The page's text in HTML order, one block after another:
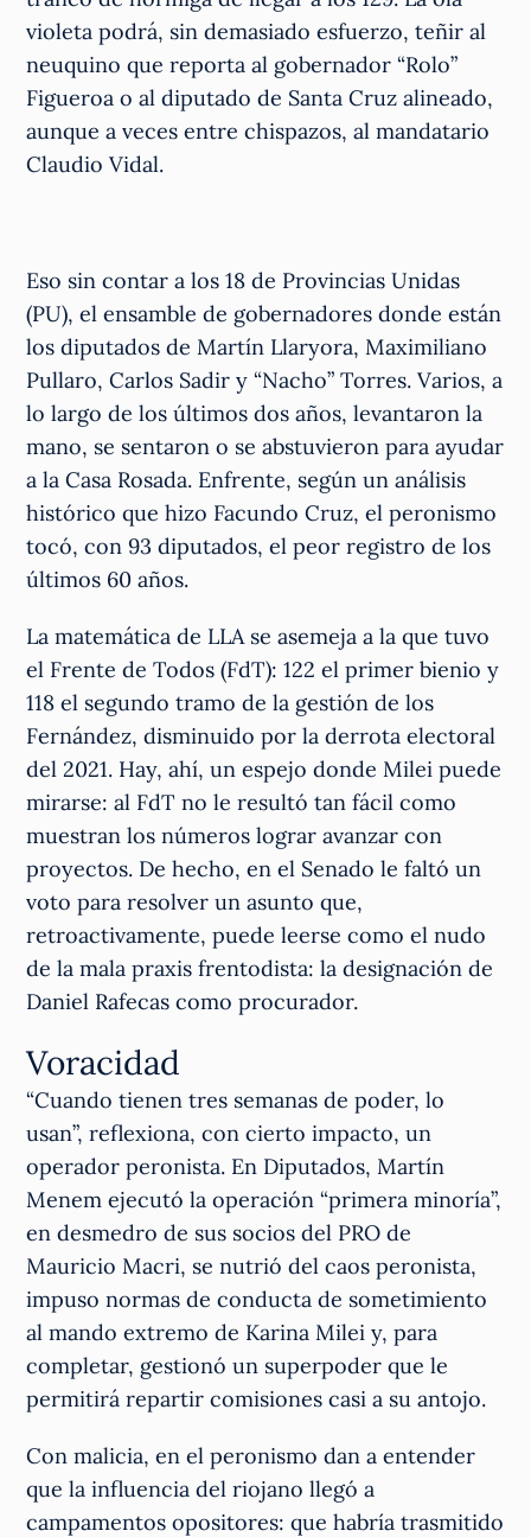
violeta podrá, sin demasiado esfuerzo, teñir al
neuquino que reporta al gobernador “Rolo”
Figueroa o al diputado de Santa Cruz alineado,
aunque a veces entre chispazos, al mandatario
Claudio Vidal.
Eso sin contar a los 18 de Provincias Unidas
(PU), el ensamble de gobernadores donde están
los diputados de Martín Llaryora, Maximiliano
Pullaro, Carlos Sadir y “Nacho” Torres. Varios, a
lo largo de los últimos dos años, levantaron la
mano, se sentaron o se abstuvieron para ayudar
a la Casa Rosada. Enfrente, según un análisis
histórico que hizo Facundo Cruz, el peronismo
tocó, con 93 diputados, el peor registro de los
últimos 60 años.
La matemática de LLA se asemeja a la que tuvo
el Frente de Todos (FdT): 122 el primer bienio y
118 el segundo tramo de la gestión de los
Fernández, disminuido por la derrota electoral
del 2021. Hay, ahí, un espejo donde Milei puede
mirarse: al FdT no le resultó tan fácil como
muestran los números lograr avanzar con
proyectos. De hecho, en el Senado le faltó un
voto para resolver un asunto que,
retroactivamente, puede leerse como el nudo
de la mala praxis frentodista: la designación de
Daniel Rafecas como procurador.
Voracidad
“Cuando tienen tres semanas de poder, lo
usan”, reflexiona, con cierto impacto, un
operador peronista. En Diputados, Martín
Menem ejecutó la operación “primera minoría”,
en desmedro de sus socios del PRO de
Mauricio Macri, se nutrió del caos peronista,
impuso normas de conducta de sometimiento
al mando extremo de Karina Milei y, para
completar, gestionó un superpoder que le
permitirá repartir comisiones casi a su antojo.
Con malicia, en el peronismo dan a entender
que la influencia del riojano llegó a
campamentos opositores: que habría trasmitido